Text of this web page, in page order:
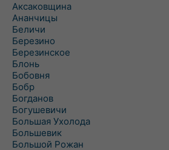
Аксаковщина
Ананчицы
Беличи
Березино
Березинское
Блонь
Бобовня
Бобр
Богданов
Богушевичи
Большая Ухолода
Большевик
Большой Рожан